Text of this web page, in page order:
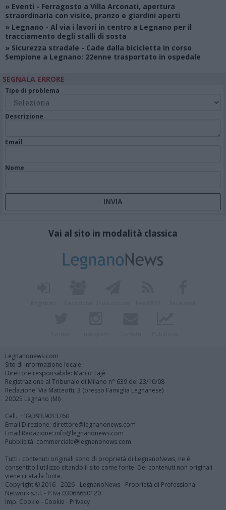
» Eventi - Ferragosto a Villa Arconati, apertura
straordinaria con visite, pranzo e giardini aperti
» Legnano - Al via i lavori in centro a Legnano per il
tracciamento degli stalli di sosta
» Sicurezza stradale - Cade dalla bicicletta in corso
Sempione a Legnano: 22enne trasportato in ospedale
SEGNALA ERRORE
Tipo di problema
Descrizione
Email
Nome
Vai al sito in modalità classica
Legnanonews.com
Sito di informazione locale
Direttore responsabile: Marco Tajè
Registrazione al Tribunale di Milano n° 639 del 23/10/08
Redazione: Via Matteotti, 3 (presso Famiglia Legnanese)
20025 Legnano (MI)
Cell.: +39.393.9013760
Email Direzione: direttore@legnanonews.com
Email Redazione: info@legnanonews.com
Pubblicità: commerciale@legnanonews.com
Tutti i contenuti originali sono di proprietà di LegnanoNews, ne è
consentito l'utilizzo citando il sito come fonte. Dei contenuti non originali
viene citata la fonte.
Copyright © 2016 - 2026 - LegnanoNews - Proprietà di Professional
Network s.r.l. - P.Iva 03068650120
Imp. Cookie - Cookie - Privacy